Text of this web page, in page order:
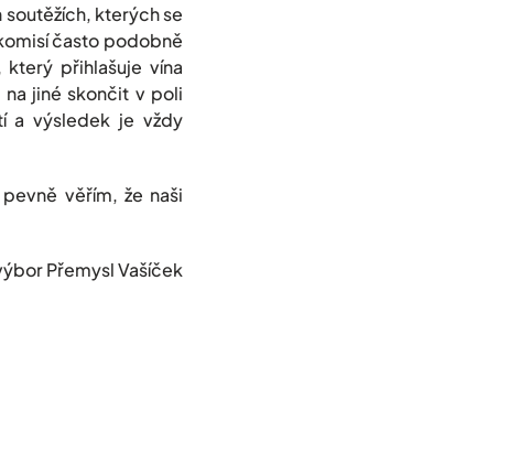
kterých se
často podobně
přihlašuje vína
na jiné skončit v poli
a výsledek je vždy
věřím, že naši
Vašíček